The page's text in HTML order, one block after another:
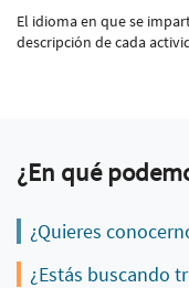
El idioma en que se
descripción de cada
¿En qué
¿Quieres
¿Estás buscando